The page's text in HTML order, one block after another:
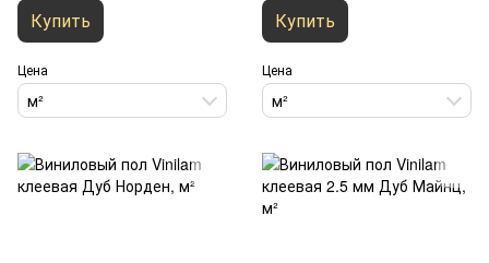
Купить
Цена
м²
Купить
Цена
м²